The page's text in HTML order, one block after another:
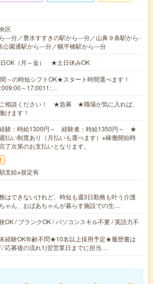
区
---分／豊水すすきの駅から---分／山鼻９条駅から-
公園通駅から---分／幌平橋駅から---分
OK（月～金） ★土日休みOK
～の時短シフトOK★スタート時間選べます！
～17:0011:…
相談ください！ ★急募 ★職場が気に入れば、
けます！
験：時給1300円～ 経験者：時給1350円～ ★
払い制度あり（月払いも選べます）※稼働開始時
了次第のお支払いとなります。
支給※規定有
はできないけれど、時短も週3日勤務も叶う介護
ゃん、おばあちゃんが暮らす施設での生…
OK / ブランクOK / パソコンスキル不要 / 英語力不
経験OK年齢不問★10名以上採用予定★履歴書は
応募後の流れ1)翌営業日までに担当…